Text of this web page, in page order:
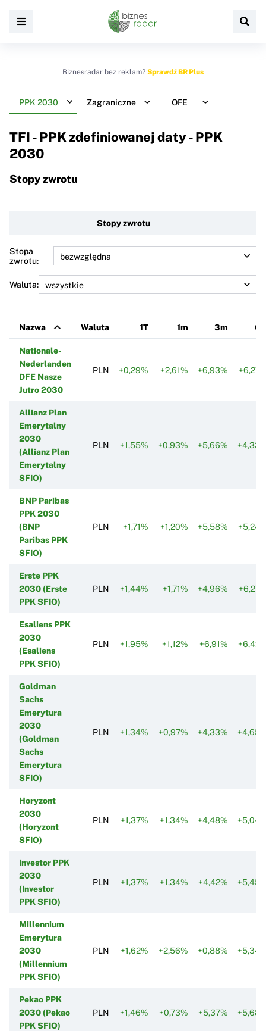
Biznesradar bez reklam? Sprawdź BR Plus
PPK 2030 Zagraniczne OFE
TFI - PPK zdefiniowanej daty - PPK
2030
Stopy zwrotu
Stopy zwrotu
Stopa
zwrotu:
Waluta:
Nazwa Waluta 1T 1m 3m
Nationale-
Nederlanden
DFE Nasze
Jutro 2030
PLN +0,29% +2,61% +6,93%
Allianz Plan
Emerytalny
2030
(Allianz Plan
Emerytalny
SFIO)
PLN +1,55% +0,93% +5,66%
BNP Paribas
PPK 2030
(BNP
Paribas PPK
SFIO)
PLN +1,71% +1,20% +5,58%
Erste PPK
2030 (Erste
PPK SFIO)
PLN +1,44% +1,71% +4,96%
Esaliens PPK
2030
(Esaliens
PPK SFIO)
PLN +1,95% +1,12% +6,91%
Goldman
Sachs
Emerytura
2030
(Goldman
Sachs
Emerytura
SFIO)
PLN +1,34% +0,97% +4,33%
Horyzont
2030
(Horyzont
SFIO)
PLN +1,37% +1,34% +4,48%
Investor PPK
2030
(Investor
PPK SFIO)
PLN +1,37% +1,34% +4,42%
Millennium
Emerytura
2030
(Millennium
PPK SFIO)
PLN +1,62% +2,56% +0,88%
Pekao PPK
2030 (Pekao
PPK SFIO)
PLN +1,46% +0,73% +5,37%